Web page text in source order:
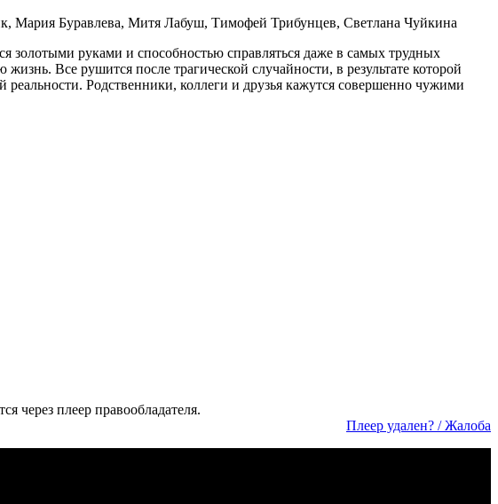
Мария Буравлева, Митя Лабуш, Тимофей Трибунцев, Светлана Чуйкина
руками и способностью справляться даже в самых трудных
Все рушится после трагической случайности, в результате которой
Родственники, коллеги и друзья кажутся совершенно чужими
че­рез пле­ер пра­во­об­ла­да­те­ля.
Пле­ер уда­лен? / Жа­ло­ба